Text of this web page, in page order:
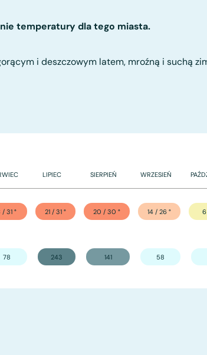
temperatury dla tego miasta.
i deszczowym latem, mroźną i suchą
LIPIEC SIERPIEŃ WRZESIEŃ
/ 31 ° 21 / 31 ° 20 / 30 ° 14 / 26 °
78 243 141 58